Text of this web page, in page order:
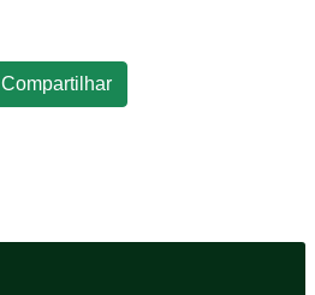
Compartilhar